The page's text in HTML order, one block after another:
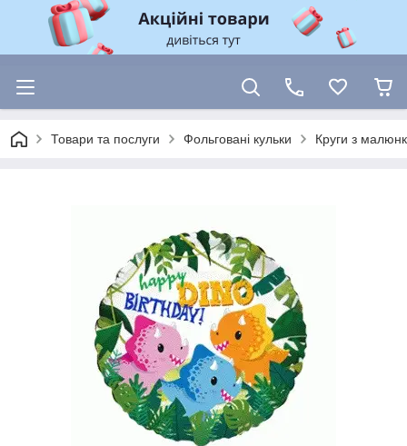
Товари та послуги Фольговані кульки Круги з